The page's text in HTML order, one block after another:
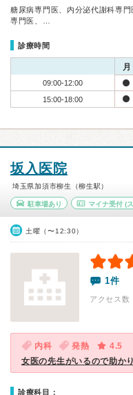
糖尿病専門医、内分泌代謝科専
専門医、…
診療時間
月
09:00-12:00
15:00-18:00
坂入医院
埼玉県加須市柳生（柳生駅）
駐車場あり マイナ受付(
土曜（〜12:30）
1件
アクセス
内科 発熱
4.5
女医の先生がいるので助か
診療科目：